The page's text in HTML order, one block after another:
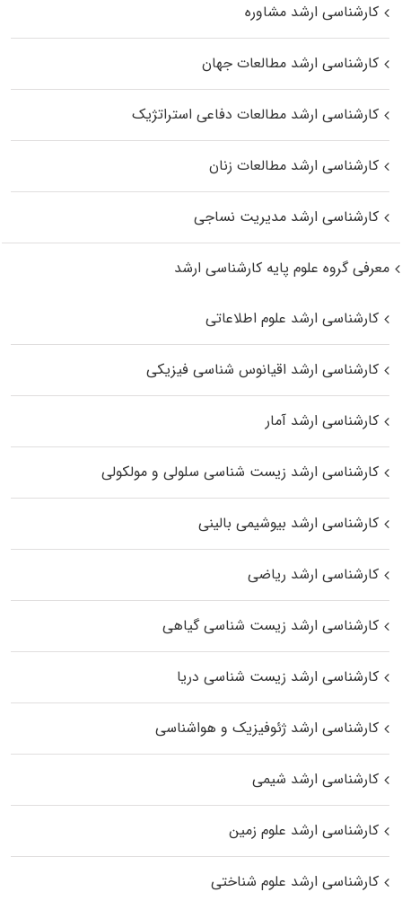
کارشناسی ارشد مشاوره
کارشناسی ارشد مطالعات جهان
کارشناسی ارشد مطالعات دفاعی استراتژیک
کارشناسی ارشد مطالعات زنان
کارشناسی ارشد مدیریت نساجی
معرفی گروه علوم پایه کارشناسی ارشد
کارشناسی ارشد علوم اطلاعاتی
کارشناسی ارشد اقیانوس‌ شناسی فیزیکی
کارشناسی ارشد آمار
کارشناسی ارشد زیست شناسی سلولی و مولکولی
کارشناسی ارشد بیوشیمی بالینی
کارشناسی ارشد ریاضی
کارشناسی ارشد زیست‌ شناسی گیاهی
کارشناسی ارشد زیست‌ شناسی دریا
کارشناسی ارشد ژئوفیزیک و هواشناسی
کارشناسی ارشد شیمی
کارشناسی ارشد علوم زمین
کارشناسی ارشد علوم شناختی